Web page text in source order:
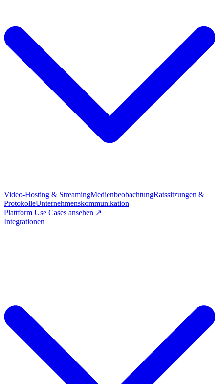
Video-Hosting & StreamingMedienbeobachtungRatssitzungen &
ProtokolleUnternehmenskommunikation
Plattform Use Cases ansehen ↗
Integrationen